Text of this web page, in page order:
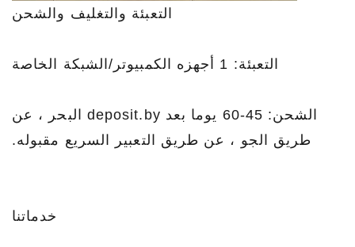
التعبئة والتغليف والشحن
التعبئة: 1 أجهزه الكمبيوتر/الشبكة الخاصة
الشحن: 45-60 يوما بعد deposit.by البحر ، عن
طريق الجو ، عن طريق التعبير السريع مقبوله.
خدماتنا